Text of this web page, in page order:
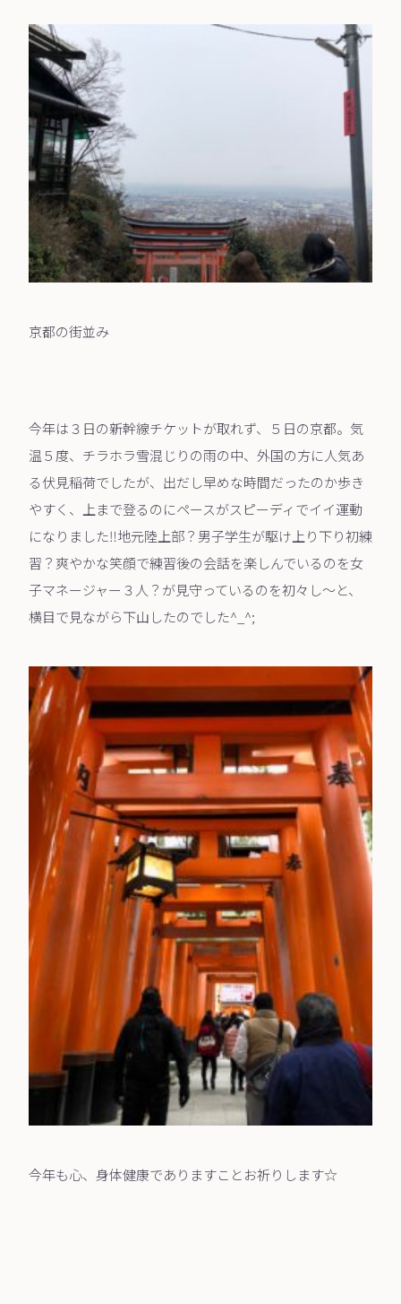
京都の街並み
今年は３日の新幹線チケットが取れず、５日の京都。気
温５度、チラホラ雪混じりの雨の中、外国の方に人気あ
る伏見稲荷でしたが、出だし早めな時間だったのか歩き
やすく、上まで登るのにペースがスピーディでイイ運動
になりました‼︎地元陸上部？男子学生が駆け上り下り初練
習？爽やかな笑顔で練習後の会話を楽しんでいるのを女
子マネージャー３人？が見守っているのを初々し〜と、
横目で見ながら下山したのでした^_^;
今年も心、身体健康でありますことお祈りします☆